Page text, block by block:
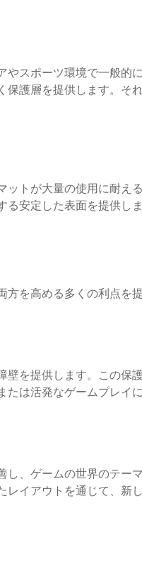
スポーツ環境で一般的
護層を提供します。
トが大量の使用に耐
安定した表面を提供しま
を高める多くの利点を提
を提供します。この保
は活発なゲームプレイ
、ゲームの世界のテ
イアウトを通じて、新